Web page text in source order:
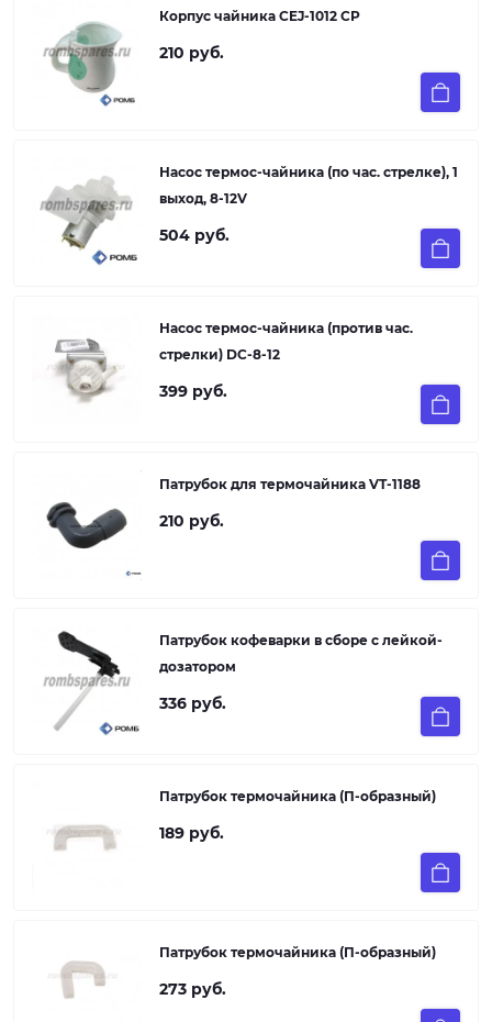
Корпус чайника CEJ-1012 CP
210 руб.
Насос термос-чайника (по час. стрелке), 1
выход, 8-12V
504 руб.
Насос термос-чайника (против час.
стрелки) DC-8-12
399 руб.
Патрубок для термочайника VT-1188
210 руб.
Патрубок кофеварки в сборе с лейкой-
дозатором
336 руб.
Патрубок термочайника (П-образный)
189 руб.
Патрубок термочайника (П-образный)
273 руб.